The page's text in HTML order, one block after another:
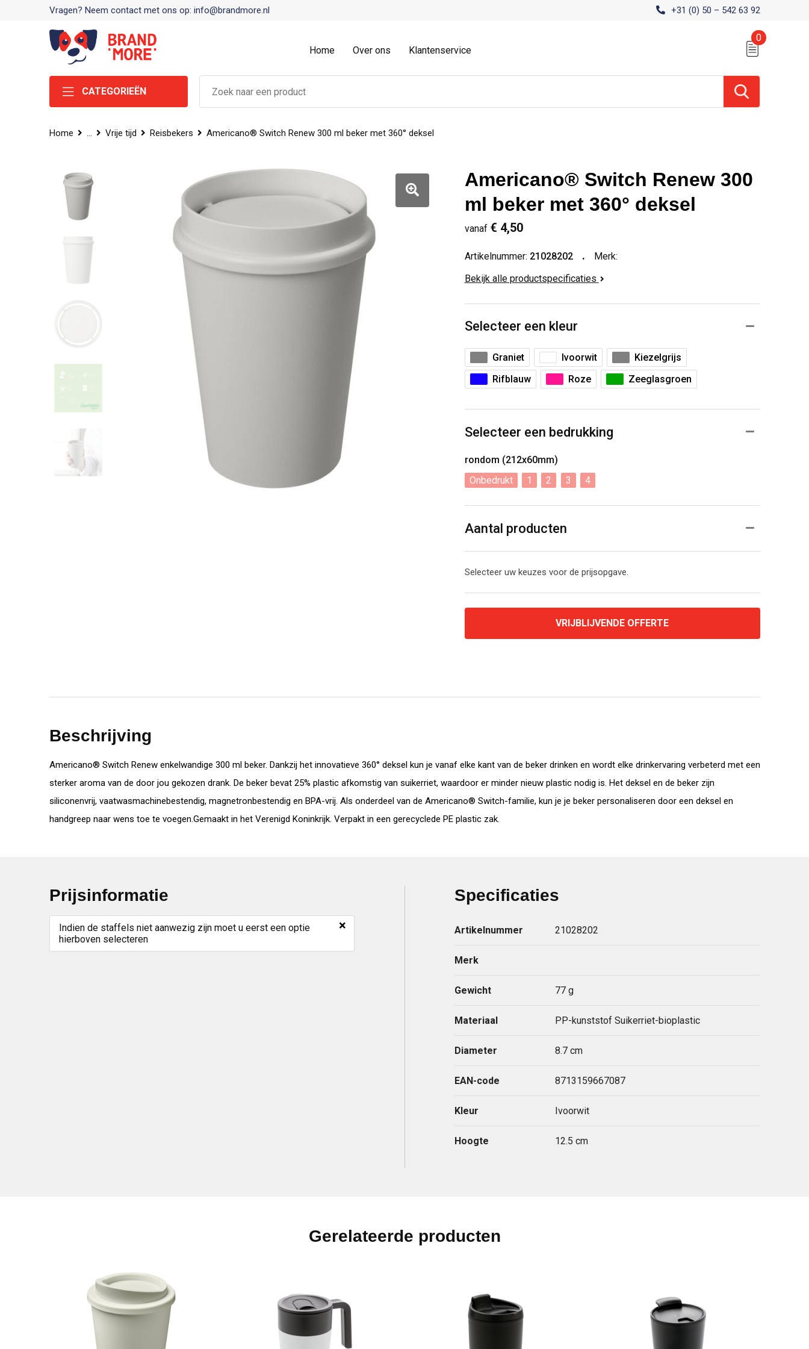
Vragen? Neem contact met ons op: info@brandmore.nl +31 (0) 50 – 542 63 92
Home Over ons Klantenservice
0
CATEGORIEËN
Home ... Vrije tijd Reisbekers Americano® Switch Renew 300 ml beker met 360° deksel
Americano® Switch Renew 300
ml beker met 360° deksel
vanaf € 4,50
Artikelnummer: 21028202
Merk:
Bekijk alle productspecificaties
Selecteer een kleur
Graniet Ivoorwit
Kiezelgrijs
Rifblauw
Roze Zeeglasgroen
Selecteer een bedrukking
rondom (212x60mm)
Onbedrukt
1 2 3 4
Aantal producten
Selecteer uw keuzes voor de prijsopgave.
VRIJBLIJVENDE OFFERTE
Beschrijving
Americano® Switch Renew enkelwandige 300 ml beker. Dankzij het innovatieve 360° deksel kun je vanaf elke kant van de beker drinken en wordt elke drinkervaring verbeterd met een
sterker aroma van de door jou gekozen drank. De beker bevat 25% plastic afkomstig van suikerriet, waardoor er minder nieuw plastic nodig is. Het deksel en de beker zijn
siliconenvrij, vaatwasmachinebestendig, magnetronbestendig en BPA-vrij. Als onderdeel van de Americano® Switch-familie, kun je je beker personaliseren door een deksel en
handgreep naar wens toe te voegen.Gemaakt in het Verenigd Koninkrijk. Verpakt in een gerecyclede PE plastic zak.
Prijsinformatie
Indien de staffels niet aanwezig zijn moet u eerst een optie
hierboven selecteren
×
Specificaties
Artikelnummer 21028202
Merk
Gewicht 77 g
Materiaal PP-kunststof Suikerriet-bioplastic
Diameter 8.7 cm
EAN-code 8713159667087
Kleur Ivoorwit
Hoogte 12.5 cm
Gerelateerde producten